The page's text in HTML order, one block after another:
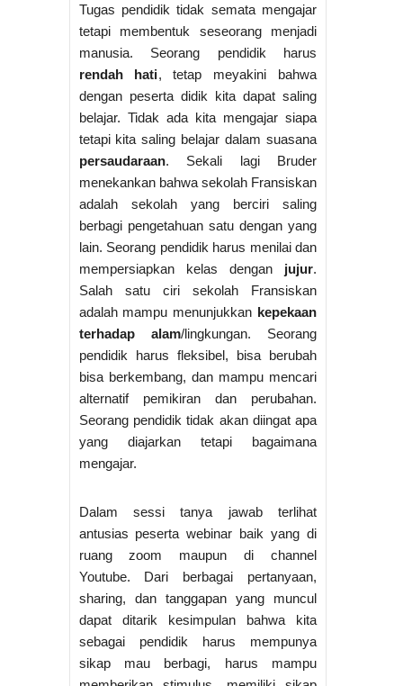
Tugas pendidik tidak semata mengajar
tetapi membentuk seseorang menjadi
manusia. Seorang pendidik harus
rendah hati, tetap meyakini bahwa
dengan peserta didik kita dapat saling
belajar. Tidak ada kita mengajar siapa
tetapi kita saling belajar dalam suasana
persaudaraan. Sekali lagi Bruder
menekankan bahwa sekolah Fransiskan
adalah sekolah yang berciri saling
berbagi pengetahuan satu dengan yang
lain. Seorang pendidik harus menilai dan
mempersiapkan kelas dengan jujur.
Salah satu ciri sekolah Fransiskan
adalah mampu menunjukkan kepekaan
terhadap alam/lingkungan. Seorang
pendidik harus fleksibel, bisa berubah
bisa berkembang, dan mampu mencari
alternatif pemikiran dan perubahan.
Seorang pendidik tidak akan diingat apa
yang diajarkan tetapi bagaimana
mengajar.
Dalam sessi tanya jawab terlihat
antusias peserta webinar baik yang di
ruang zoom maupun di channel
Youtube. Dari berbagai pertanyaan,
sharing, dan tanggapan yang muncul
dapat ditarik kesimpulan bahwa kita
sebagai pendidik harus mempunya
sikap mau berbagi, harus mampu